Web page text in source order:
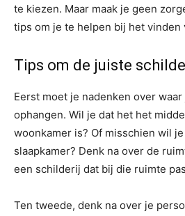
te kiezen. Maar maak je geen
tips om je te helpen bij het vinden
Tips om de juiste
Eerst moet je nadenken over
ophangen. Wil je dat het het
woonkamer is? Of misschien wil
slaapkamer? Denk na over de
een schilderij dat bij die ruimte
Ten tweede, denk na over je